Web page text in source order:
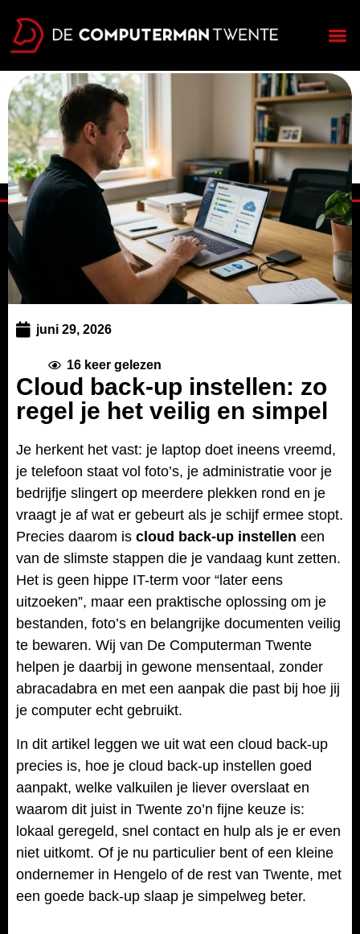
juni 29, 2026
16keer gelezen
Cloud back-up instellen: zo
regel je het veilig en simpel
Je herkent het vast: je laptop doet ineens vreemd,
je telefoon staat vol foto’s, je administratie voor je
bedrijfje slingert op meerdere plekken rond en je
vraagt je af wat er gebeurt als je schijf ermee stopt.
Precies daarom is cloud back-up instellen een
van de slimste stappen die je vandaag kunt zetten.
Het is geen hippe IT-term voor “later eens
uitzoeken”, maar een praktische oplossing om je
bestanden, foto’s en belangrijke documenten veilig
te bewaren. Wij van De Computerman Twente
helpen je daarbij in gewone mensentaal, zonder
abracadabra en met een aanpak die past bij hoe jij
je computer echt gebruikt.
In dit artikel leggen we uit wat een cloud back-up
precies is, hoe je cloud back-up instellen goed
aanpakt, welke valkuilen je liever overslaat en
waarom dit juist in Twente zo’n fijne keuze is:
lokaal geregeld, snel contact en hulp als je er even
niet uitkomt. Of je nu particulier bent of een kleine
ondernemer in Hengelo of de rest van Twente, met
een goede back-up slaap je simpelweg beter.